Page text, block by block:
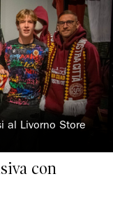
al Livorno Store
con